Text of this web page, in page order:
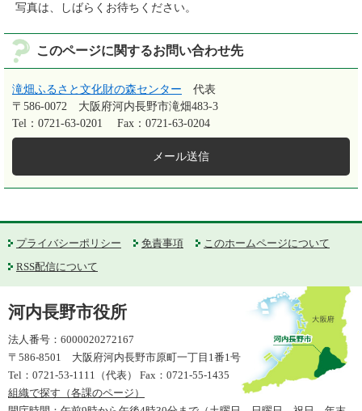
写真は、しばらくお待ちください。
このページに関するお問い合わせ先
滝畑ふるさと文化財の森センター
代表
〒586-0072
大阪府河内長野市滝畑483-3
Tel：0721-63-0201
Fax：0721-63-0204
メール送信
プライバシーポリシー 免責事項
このホームページについて
RSS配信について
河内長野市役所
法人番号：6000020272167
〒586-8501 大阪府河内長野市原町一丁目1番1号
Tel：0721-53-1111（代表） Fax：0721-55-1435
組織で探す（各課のページ）